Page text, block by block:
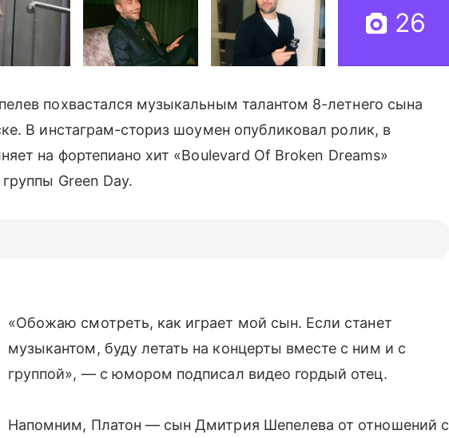
26
похвастался музыкальным талантом 8-летнего сына
В инстаграм-сториз шоумен опубликовал ролик, в
на фортепиано хит «Boulevard Of Broken Dreams»
Green Day.
«Обожаю смотреть, как играет мой сын. Если станет
музыкантом, буду летать на концерты вместе с ним и с
группой», — с юмором подписал видео гордый отец.
Напомним, Платон — сын Дмитрия Шепелева от отношений с